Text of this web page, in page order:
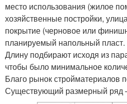
место использования (жилое
хозяйственные постройки,
покрытие (черновое или
планируемый напольный пласт.
Длину подбирают исходя из
чтобы было минимальное
Благо рынок стройматериалов
Существующий размерный ряд